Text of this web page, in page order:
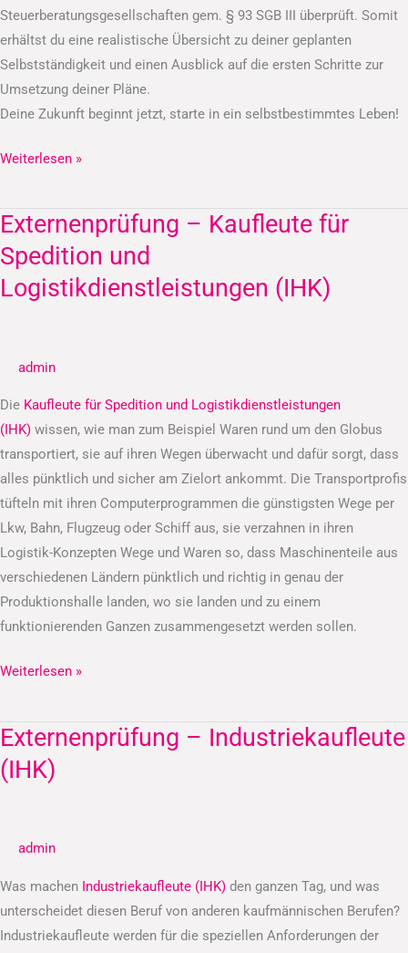
Steuerberatungsgesellschaften gem. § 93 SGB III überprüft. Somit
erhältst du eine realistische Übersicht zu deiner geplanten
Selbstständigkeit und einen Ausblick auf die ersten Schritte zur
Umsetzung deiner Pläne.
Deine Zukunft beginnt jetzt, starte in ein selbstbestimmtes Leben!
Weiterlesen »
Externenprüfung – Kaufleute für
Spedition und
Logistikdienstleistungen (IHK)
admin
Die Kaufleute für Spedition und Logistikdienstleistungen
(IHK) wissen, wie man zum Beispiel Waren rund um den Globus
transportiert, sie auf ihren Wegen überwacht und dafür sorgt, dass
alles pünktlich und sicher am Zielort ankommt. Die Transportprofis
tüfteln mit ihren Computerprogrammen die günstigsten Wege per
Lkw, Bahn, Flugzeug oder Schiff aus, sie verzahnen in ihren
Logistik-Konzepten Wege und Waren so, dass Maschinenteile aus
verschiedenen Ländern pünktlich und richtig in genau der
Produktionshalle landen, wo sie landen und zu einem
funktionierenden Ganzen zusammengesetzt werden sollen.
Externenprüfung
–
Kaufleute
für
Logistikdienstleistungen
Weiterlesen »
Externenprüfung – Industriekaufleute
(IHK)
admin
Was machen Industriekaufleute (IHK) den ganzen Tag, und was
unterscheidet diesen Beruf von anderen kaufmännischen Berufen?
Industriekaufleute werden für die speziellen Anforderungen der
Externenprüfung
–
Industriekaufleute